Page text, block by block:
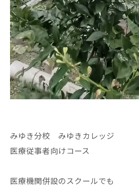
みゆき分校 みゆきカレッジ
医療従事者向けコース
医療機関併設のスクールでも